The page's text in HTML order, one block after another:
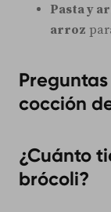
Pasta y
arroz
cocción
¿Cuánto
brócoli?